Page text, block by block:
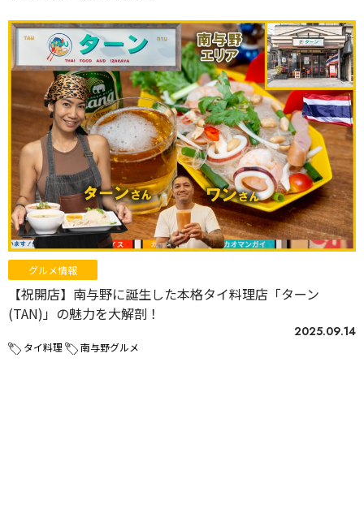
グルメ情報
【祝開店】南与野に誕生した本格タイ料理店「ターン
(TAN)」の魅力を大解剖！
2025.09.14
タイ料理 南与野グルメ